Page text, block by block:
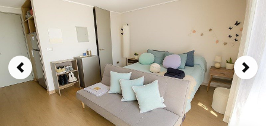
Previous Next